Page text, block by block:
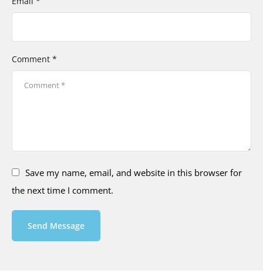
Comment *
Save my name, email, and website in this browser for
the next time I comment.
Send Message